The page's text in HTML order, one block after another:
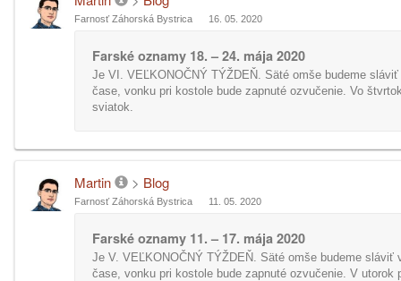
Farnosť Záhorská Bystrica 16. 05. 2020
Farské oznamy 18. – 24. mája 2020
Je VI. VEĽKONOČNÝ TÝŽDEŇ. Säté omše budeme
čase, vonku pri kostole bude zapnuté ozvučenie. Vo
sviatok.
Martin > Blog
Farnosť Záhorská Bystrica 11. 05. 2020
Farské oznamy 11. – 17. mája 2020
Je V. VEĽKONOČNÝ TÝŽDEŇ. Säté omše budeme sláviť
čase, vonku pri kostole bude zapnuté ozvučenie. V utorok